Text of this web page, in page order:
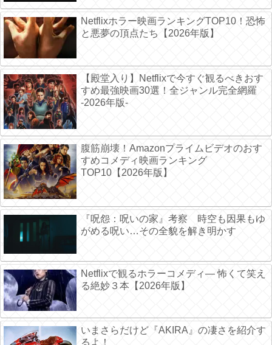
Netflixホラー映画ランキングTOP10！恐怖
と悪夢の頂点たち【2026年版】
【殿堂入り】Netflixで今すぐ観るべきおす
すめ最強映画30選！全ジャンル完全網羅
-2026年版-
腹筋崩壊！Amazonプライムビデオのおす
すめコメディ映画ランキング
TOP10【2026年版】
『呪怨：呪いの家』考察 時空も因果もゆ
がめる呪い…その全貌を解き明かす
Netflixで観るホラーコメディ― 怖くて笑え
る絶妙３本【2026年版】
いまさらだけど『AKIRA』の凄さを紹介す
るよ！